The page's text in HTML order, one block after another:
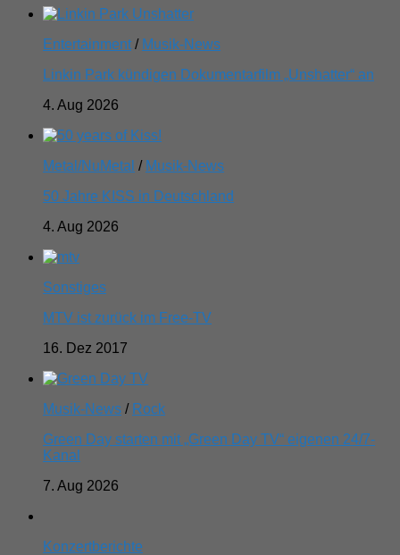
Entertainment / Musik-News
Linkin Park kündigen Dokumentarfilm „Unshatter“ an
4. Aug 2026
Metal/NuMetal / Musik-News
50 Jahre KISS in Deutschland
4. Aug 2026
Sonstiges
MTV ist zurück im Free-TV
16. Dez 2017
Musik-News / Rock
Green Day starten mit „Green Day TV“ eigenen 24/7-
Kanal
7. Aug 2026
Konzertberichte